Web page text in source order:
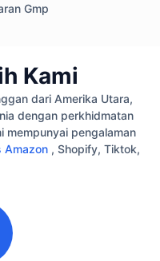
Gmp
Kami
dari Amerika Utara,
dengan perkhidmatan
mempunyai pengalaman
Amazon , Shopify, Tiktok,